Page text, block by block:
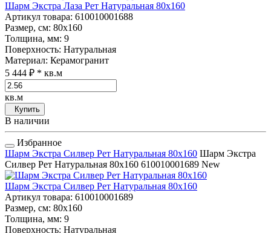
Шарм Экстра Лаза Рет Натуральная 80x160
Артикул товара: 610010001688
Размер, см: 80x160
Толщина, мм: 9
Поверхность: Натуральная
Материал: Керамогранит
5 444 ₽ * кв.м
кв.м
Купить
В наличии
Избранное
Шарм Экстра Силвер Рет Натуральная 80x160 Шарм Экстра
Силвер Рет Натуральная 80x160 610010001689 New
Шарм Экстра Силвер Рет Натуральная 80x160
Артикул товара: 610010001689
Размер, см: 80x160
Толщина, мм: 9
Поверхность: Натуральная